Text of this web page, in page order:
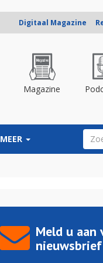
Digitaal Magazine
Magazine
MEER
Meld u aan
nieuwsbrief